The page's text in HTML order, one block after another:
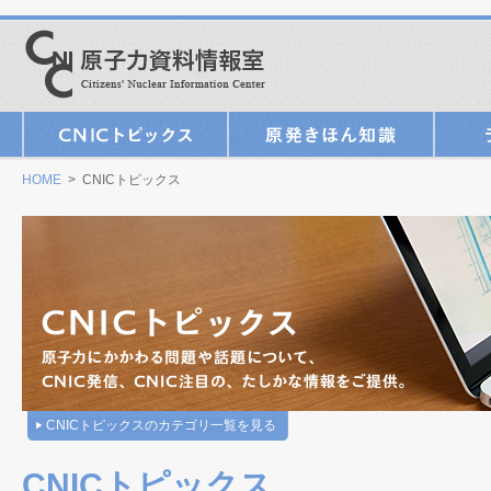
HOME > CNICトピックス
CNICトピックスのカテゴリ一覧を見る